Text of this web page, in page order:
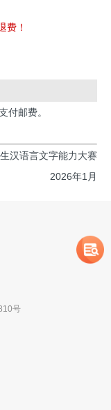
费！
付邮费。
汉语言文字能力大赛
2026年1月
号